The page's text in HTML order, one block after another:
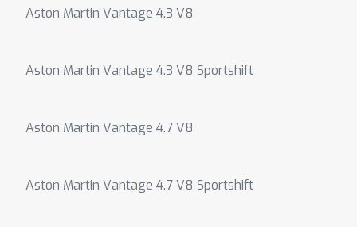
Aston Martin Vantage 4.3 V8
Aston Martin Vantage 4.3 V8 Sportshift
Aston Martin Vantage 4.7 V8
Aston Martin Vantage 4.7 V8 Sportshift